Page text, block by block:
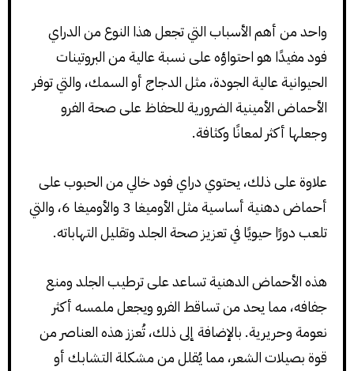
واحد من أهم الأسباب التي تجعل هذا النوع من الدراي
فود مفيدًا هو احتواؤه على نسبة عالية من البروتينات
الحيوانية عالية الجودة، مثل الدجاج أو السمك، والتي توفر
الأحماض الأمينية الضرورية للحفاظ على صحة الفرو
وجعلها أكثر لمعانًا وكثافة.
علاوة على ذلك، يحتوي دراي فود خالي من الحبوب على
أحماض دهنية أساسية مثل الأوميغا 3 والأوميغا 6، والتي
تلعب دورًا حيويًا في تعزيز صحة الجلد وتقليل التهاباته.
هذه الأحماض الدهنية تساعد على ترطيب الجلد ومنع
جفافه، مما يحد من تساقط الفرو ويجعل ملمسه أكثر
نعومة وحريرية. بالإضافة إلى ذلك، تُعزز هذه العناصر من
قوة بصيلات الشعر، مما يُقلل من مشكلة التشابك أو